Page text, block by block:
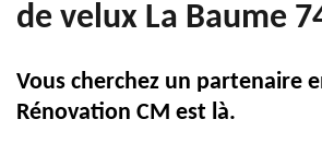
de velux La Baume
Vous cherchez un partenaire
Rénovation CM est là.